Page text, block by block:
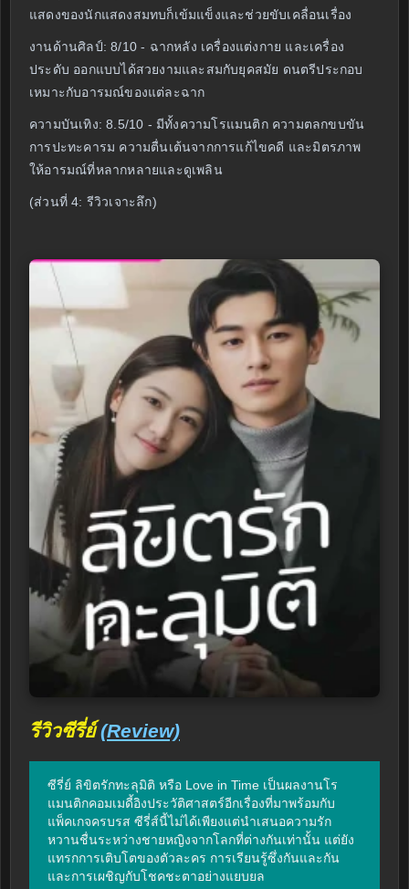
แสดงของนักแสดงสมทบก็เข้มแข็งและช่วยขับเคลื่อนเรื่อง
งานด้านศิลป์: 8/10 - ฉากหลัง เครื่องแต่งกาย และเครื่อง
ประดับ ออกแบบได้สวยงามและสมกับยุคสมัย ดนตรีประกอบ
เหมาะกับอารมณ์ของแต่ละฉาก
ความบันเทิง: 8.5/10 - มีทั้งความโรแมนติก ความตลกขบขัน
การปะทะคารม ความตื่นเต้นจากการแก้ไขคดี และมิตรภาพ
ให้อารมณ์ที่หลากหลายและดูเพลิน
(ส่วนที่ 4: รีวิวเจาะลึก)
รีวิวซีรี่ย์(Review)
ซีรี่ย์ ลิขิตรักทะลุมิติ หรือ Love in Time เป็นผลงานโร
แมนติกคอมเมดี้อิงประวัติศาสตร์อีกเรื่องที่มาพร้อมกับ
แพ็คเกจครบรส ซีรี่ส์นี้ไม่ได้เพียงแต่นำเสนอความรัก
หวานชื่นระหว่างชายหญิงจากโลกที่ต่างกันเท่านั้น แต่ยัง
แทรกการเติบโตของตัวละคร การเรียนรู้ซึ่งกันและกัน
และการเผชิญกับโชคชะตาอย่างแยบยล